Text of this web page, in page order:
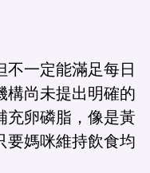
不一定能滿足每日
構尚未提出明確的
充卵磷脂，像是黃
要媽咪維持飲食均